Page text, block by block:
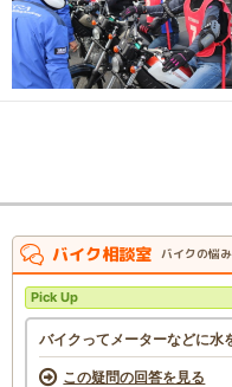
バイク相談室 バイクの悩
Pick Up
バイクってメーターなどに水
この疑問の回答を見る